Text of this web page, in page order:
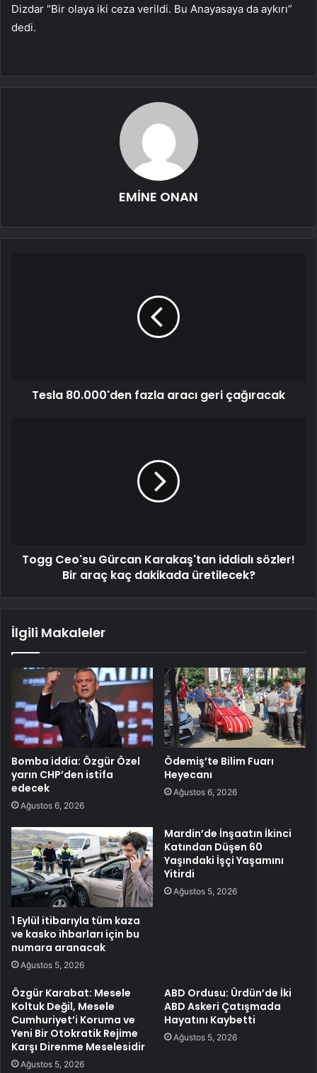
Dizdar “Bir olaya iki ceza verildi. Bu Anayasaya da aykırı”
dedi.
EMİNE ONAN
Tesla 80.000'den fazla aracı geri çağıracak
Togg Ceo'su Gürcan Karakaş'tan iddialı sözler!
Bir araç kaç dakikada üretilecek?
İlgili Makaleler
Bomba iddia: Özgür Özel
yarın CHP’den istifa
edecek
Ağustos 6, 2026
Ödemiş’te Bilim Fuarı
Heyecanı
Ağustos 6, 2026
1 Eylül itibarıyla tüm kaza
ve kasko ihbarları için bu
numara aranacak
Ağustos 5, 2026
Mardin’de İnşaatın İkinci
Katından Düşen 60
Yaşındaki İşçi Yaşamını
Yitirdi
Ağustos 5, 2026
Özgür Karabat: Mesele
Koltuk Değil, Mesele
Cumhuriyet’i Koruma ve
Yeni Bir Otokratik Rejime
Karşı Direnme Meselesidir
Ağustos 5, 2026
ABD Ordusu: Ürdün’de İki
ABD Askeri Çatışmada
Hayatını Kaybetti
Ağustos 5, 2026